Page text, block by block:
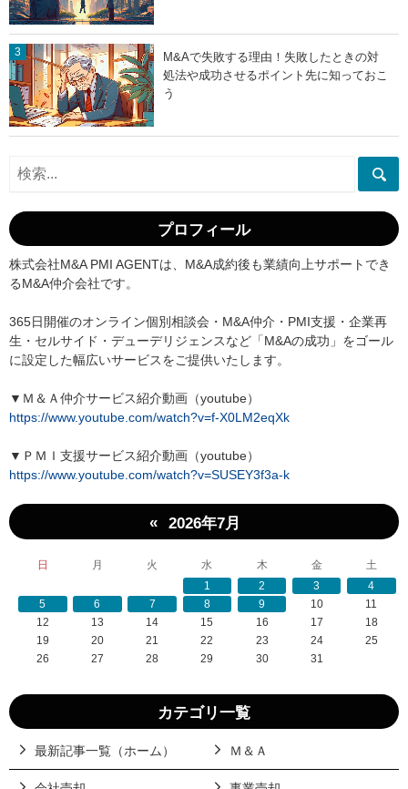
M&Aで失敗する理由！失敗したときの対
処法や成功させるポイント先に知っておこ
う
プロフィール
株式会社M&A PMI AGENTは、M&A成約後も業績向上サポートでき
るM&A仲介会社です。
365日開催のオンライン個別相談会・M&A仲介・PMI支援・企業再
生・セルサイド・デューデリジェンスなど「M&Aの成功」をゴール
に設定した幅広いサービスをご提供いたします。
▼Ｍ＆Ａ仲介サービス紹介動画（youtube）
https://www.youtube.com/watch?v=f-X0LM2eqXk
▼ＰＭＩ支援サービス紹介動画（youtube）
https://www.youtube.com/watch?v=SUSEY3f3a-k
« 2026年7月
日 月 火 水 木 金
土
1
2 3
4
5
6 7 8 9 10
11
12
13 14 15 16 17
18
19
20 21 22 23 24
25
26
27 28 29 30 31
カテゴリ一覧
最新記事一覧（ホーム） Ｍ＆Ａ